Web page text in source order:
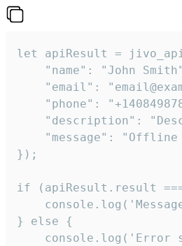
let apiResult =
"name": "John
"email":
"phone":
"description":
"message": "Offline
});
if (apiResult.result
} else {
console.log('Error